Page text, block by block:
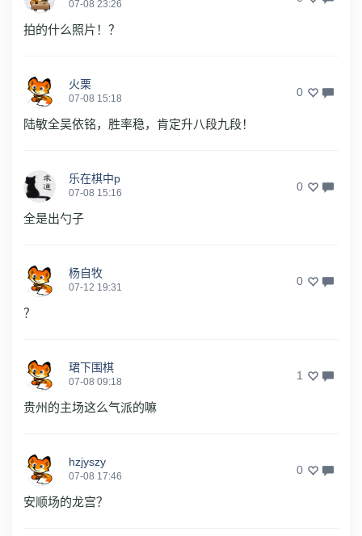
07-08 23:26
拍的什么照片！？
火栗
07-08 15:18 0
陆敏全吴依铭，胜率稳，肯定升八段九段！
乐在棋中p
07-08 15:16 0
全是出勺子
杨自牧
07-12 19:31 0
？
珺下围棋
07-08 09:18 1
贵州的主场这么气派的嘛
hzjyszy
07-08 17:46 0
安顺场的龙宫？